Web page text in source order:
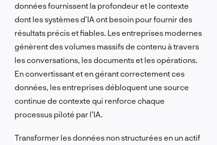
données fournissent la profondeur et le contexte
dont les systèmes d’IA ont besoin pour fournir des
résultats précis et fiables. Les entreprises modernes
génèrent des volumes massifs de contenu à travers
les conversations, les documents et les opérations.
En convertissant et en gérant correctement ces
données, les entreprises débloquent une source
continue de contexte qui renforce chaque
processus piloté par l’IA.
Transformer les données non structurées en un actif